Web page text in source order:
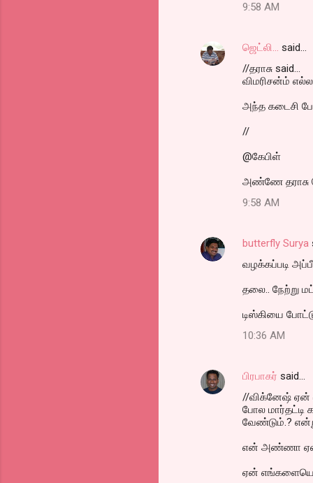
9:58 AM
ஜெட்லி... said…
//தராசு said...
விமரிசன்ம்
அந்த கடைசி
//
@கேபிள்
அண்ணே தராசு
9:58 AM
butterfly Surya
வழக்கப்படி
தலை.. நேற்று
டிஸ்கியை
10:36 AM
பிரபாகர் said…
//விக்னேஷ் ஏன்
போல மார்தட்டி
வேண்டும்.?
என் அண்ணா ஏன்
ஏன்